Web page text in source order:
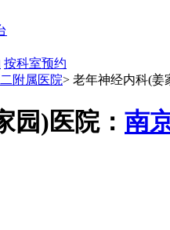
按科室预约
附属医院> 老年神经内科(姜
园)医院： 南